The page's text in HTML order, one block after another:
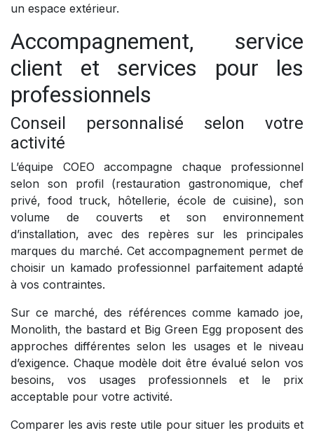
un espace extérieur.
Accompagnement, service
client et services pour les
professionnels
Conseil personnalisé selon votre
activité
L’équipe COEO accompagne chaque professionnel
selon son profil (restauration gastronomique, chef
privé, food truck, hôtellerie, école de cuisine), son
volume de couverts et son environnement
d’installation, avec des repères sur les principales
marques du marché. Cet accompagnement permet de
choisir un kamado professionnel parfaitement adapté
à vos contraintes.
Sur ce marché, des références comme kamado joe,
Monolith, the bastard et Big Green Egg proposent des
approches différentes selon les usages et le niveau
d’exigence. Chaque modèle doit être évalué selon vos
besoins, vos usages professionnels et le prix
acceptable pour votre activité.
Comparer les avis reste utile pour situer les produits et